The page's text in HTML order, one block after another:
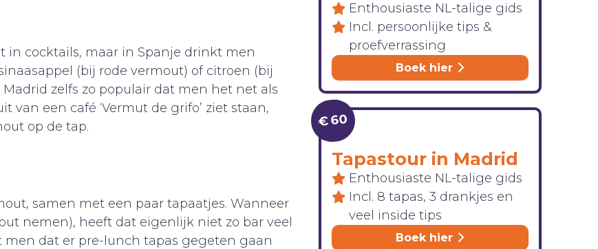
cocktails, maar in Spanje drinkt men
(bij rode vermout) of citroen (bij
zelfs zo populair dat men het net als
van een café ‘Vermut de grifo’ ziet staan,
op de tap.
samen met een paar tapaatjes. Wanneer
nemen), heeft dat eigenlijk niet zo bar veel
dat er pre-lunch tapas gegeten gaan
Enthousiaste NL-talige gids
Incl. persoonlijke tips &
proefverrassing
Boek hier
€ 60
Tapastour in Madrid
Enthousiaste NL-talige gids
Incl. 8 tapas, 3 drankjes en
veel inside tips
Boek hier